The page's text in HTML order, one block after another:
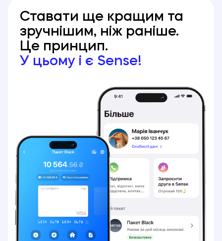
Ставати ще кращим та
зручнішим, ніж раніше.
Це принцип.
У цьому і є Sense!